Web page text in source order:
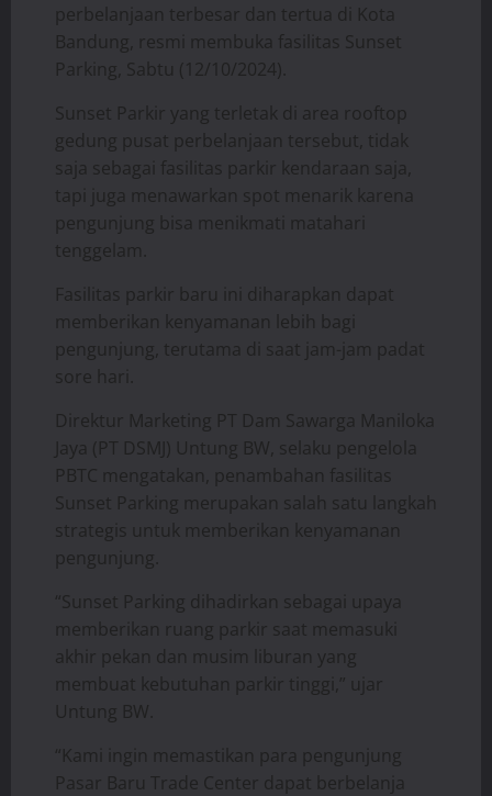
perbelanjaan terbesar dan tertua di Kota
Bandung, resmi membuka fasilitas Sunset
Parking, Sabtu (12/10/2024).
Sunset Parkir yang terletak di area rooftop
gedung pusat perbelanjaan tersebut, tidak
saja sebagai fasilitas parkir kendaraan saja,
tapi juga menawarkan spot menarik karena
pengunjung bisa menikmati matahari
tenggelam.
Fasilitas parkir baru ini diharapkan dapat
memberikan kenyamanan lebih bagi
pengunjung, terutama di saat jam-jam padat
sore hari.
Direktur Marketing PT Dam Sawarga Maniloka
Jaya (PT DSMJ) Untung BW, selaku pengelola
PBTC mengatakan, penambahan fasilitas
Sunset Parking merupakan salah satu langkah
strategis untuk memberikan kenyamanan
pengunjung.
“Sunset Parking dihadirkan sebagai upaya
memberikan ruang parkir saat memasuki
akhir pekan dan musim liburan yang
membuat kebutuhan parkir tinggi,” ujar
Untung BW.
“Kami ingin memastikan para pengunjung
Pasar Baru Trade Center dapat berbelanja